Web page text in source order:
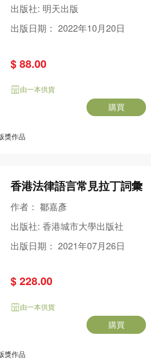
出版社: 明天出版
出版日期：2022年10月20日
$ 88.00
由一本供貨
購買
獎作品
香港法律語言常見拉丁詞彙
作者：鄒嘉彥
出版社:香港城市大學出版社
出版日期：2021年07月26日
$ 228.00
由一本供貨
購買
獎作品